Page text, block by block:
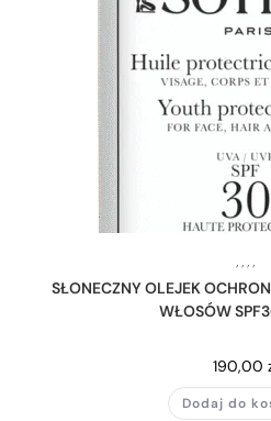
,,,,
SŁONECZNY OLEJEK
WŁOSÓW
190,00
Dodaj do